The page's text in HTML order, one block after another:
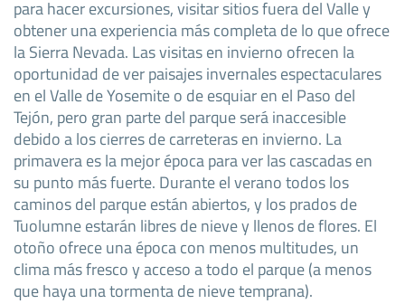
para hacer excursiones, visitar sitios fuera del Valle y
obtener una experiencia más completa de lo que ofrece
la Sierra Nevada. Las visitas en invierno ofrecen la
oportunidad de ver paisajes invernales espectaculares
en el Valle de Yosemite o de esquiar en el Paso del
Tejón, pero gran parte del parque será inaccesible
debido a los cierres de carreteras en invierno. La
primavera es la mejor época para ver las cascadas en
su punto más fuerte. Durante el verano todos los
caminos del parque están abiertos, y los prados de
Tuolumne estarán libres de nieve y llenos de flores. El
otoño ofrece una época con menos multitudes, un
clima más fresco y acceso a todo el parque (a menos
que haya una tormenta de nieve temprana).